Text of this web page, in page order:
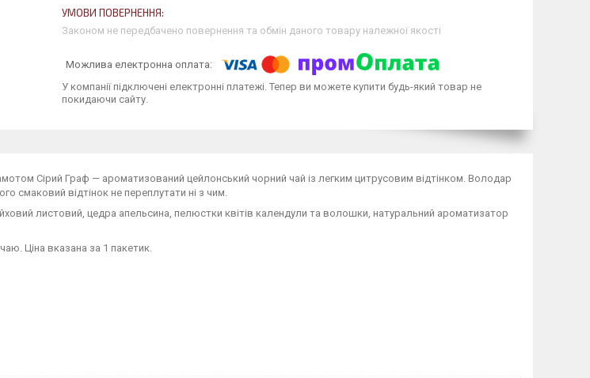
Законом не передбачено повернення та обмін даного товару належної якості
У компанії підключені електронні платежі. Тепер ви можете купити будь-який товар не
покидаючи сайту.
Сірий Граф — ароматизований цейлонський чорний чай із легким цитрусовим відтінком. Володар
смаковий відтінок не переплутати ні з чим.
листовий, цедра апельсина, пелюстки квітів календули та волошки, натуральний ароматизатор
Ціна вказана за 1 пакетик.